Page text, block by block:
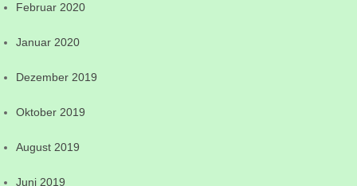
Februar 2020
Januar 2020
Dezember 2019
Oktober 2019
August 2019
Juni 2019